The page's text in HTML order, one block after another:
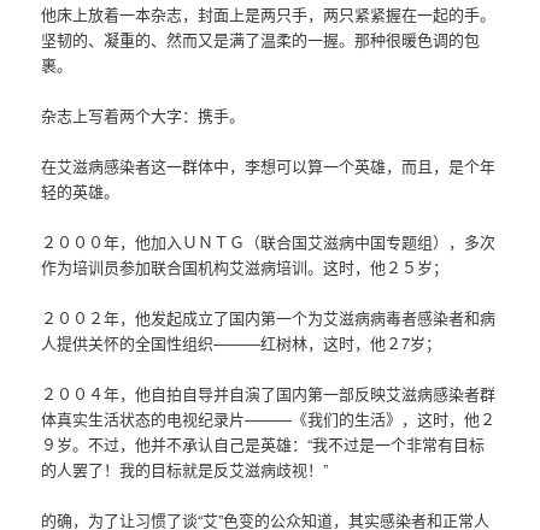
他床上放着一本杂志，封面上是两只手，两只紧紧握在一起的手。
坚韧的、凝重的、然而又是满了温柔的一握。那种很暖色调的包
裹。
杂志上写着两个大字：携手。
在艾滋病感染者这一群体中，李想可以算一个英雄，而且，是个年
轻的英雄。
２０００年，他加入ＵＮＴＧ（联合国艾滋病中国专题组），多次
作为培训员参加联合国机构艾滋病培训。这时，他２５岁；
２００２年，他发起成立了国内第一个为艾滋病病毒者感染者和病
人提供关怀的全国性组织———红树林，这时，他２7岁；
２００４年，他自拍自导并自演了国内第一部反映艾滋病感染者群
体真实生活状态的电视纪录片———《我们的生活》，这时，他２
９岁。不过，他并不承认自己是英雄：“我不过是一个非常有目标
的人罢了！我的目标就是反艾滋病歧视！”
的确，为了让习惯了谈“艾”色变的公众知道，其实感染者和正常人